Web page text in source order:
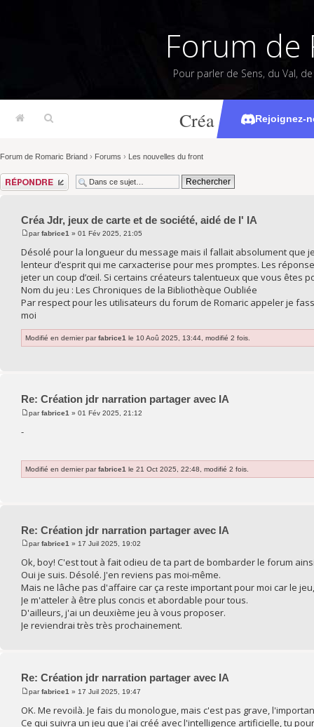
Forum de
Pour parler de Sens, du Val,
Rejoignez-
Créa Jdr, jeux
Forum de Romaric Briand › Forums › Les nouvelles du front
Répondre
Créa Jdr, jeux de carte et de société, aidé de l' IA
parfabrice1 » 01 Fév 2025, 21:05
Désolé pour la longueur du message mais il fallait absolument que
lenteur d’esprit qui me carxacterise pour mes promptes. Les
jeter un coup d’œil. Si certains créateurs talentueux que vous êtes
Nom du jeu : Les Chroniques de la Bibliothèque Oubliée
Par respect pour les utilisateurs du forum de Romaric appeler je
moi
Modifié en dernier parfabrice1 le 10 Aoû 2025, 13:44, modifié 2 fois.
Re: Création jdr narration partager avec IA
parfabrice1 » 01 Fév 2025, 21:12
-
Modifié en dernier parfabrice1 le 21 Oct 2025, 22:48, modifié 2 fois.
Re: Création jdr narration partager avec IA
parfabrice1 » 17 Juil 2025, 19:02
Ok, boy! C'est tout à fait odieu de ta part de bombarder le forum
Oui je suis. Désolé. J'en reviens pas moi-même.
Mais ne lâche pas d'affaire car ça reste important pour moi car le
Je m'atteler à être plus concis et abordable pour tous.
D'ailleurs, j'ai un deuxième jeu à vous proposer.
Je reviendrai très très prochainement.
Re: Création jdr narration partager avec IA
parfabrice1 » 17 Juil 2025, 19:47
OK. Me revoilà. Je fais du monologue, mais c'est pas grave,
Ce qui suivra un jeu que j'ai créé avec l'intelligence artificielle, tu